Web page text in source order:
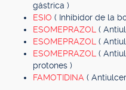
gástrica )
ESIO ( Inhibidor de la
ESOMEPRAZOL (
ESOMEPRAZOL (
ESOMEPRAZOL (
protones )
FAMOTIDINA (